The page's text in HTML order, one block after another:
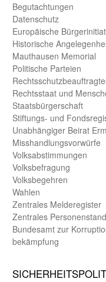
Begut­achtungen
Daten­schutz
Europäische
Historische
Mauthausen Memorial
Politische Parteien
Rechts­staat und
Staats­bürger­schaft
Stiftungs- und
Unab­hängiger Beirat
Misshandlungs­vorwürfe
Volks­abstimmungen
Volks­befragung
Volks­begehren
Wahlen
Zentrales Melde­register
Zentrales
Bundes­amt zur
bekämpfung